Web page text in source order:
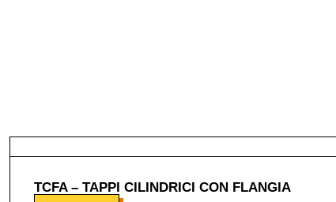
TCFA – TAPPI CILINDRICI CON FLANGIA